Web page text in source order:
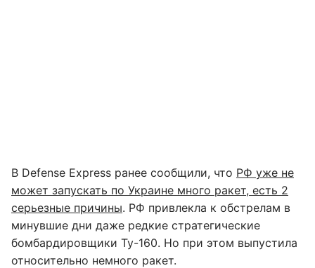
В Defense Express ранее сообщили, что РФ уже не
может запускать по Украине много ракет, есть 2
серьезные причины. РФ привлекла к обстрелам в
минувшие дни даже редкие стратегические
бомбардировщики Ту-160. Но при этом выпустила
относительно немного ракет.